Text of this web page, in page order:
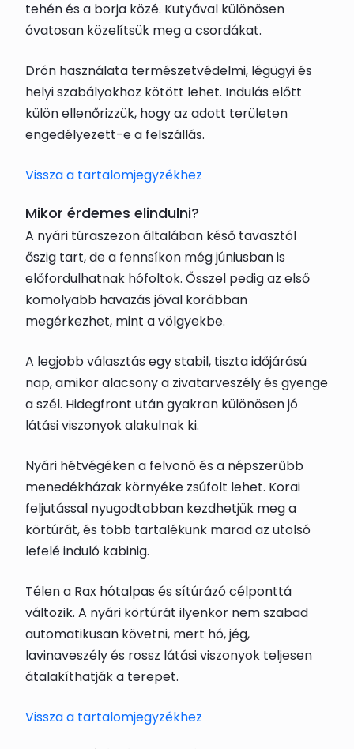
tehén és a borja közé. Kutyával különösen
óvatosan közelítsük meg a csordákat.
Drón használata természetvédelmi, légügyi és
helyi szabályokhoz kötött lehet. Indulás előtt
külön ellenőrizzük, hogy az adott területen
engedélyezett-e a felszállás.
Vissza a tartalomjegyzékhez
Mikor érdemes elindulni?
A nyári túraszezon általában késő tavasztól
őszig tart, de a fennsíkon még júniusban is
előfordulhatnak hófoltok. Ősszel pedig az első
komolyabb havazás jóval korábban
megérkezhet, mint a völgyekbe.
A legjobb választás egy stabil, tiszta időjárású
nap, amikor alacsony a zivatarveszély és gyenge
a szél. Hidegfront után gyakran különösen jó
látási viszonyok alakulnak ki.
Nyári hétvégéken a felvonó és a népszerűbb
menedékházak környéke zsúfolt lehet. Korai
feljutással nyugodtabban kezdhetjük meg a
körtúrát, és több tartalékunk marad az utolsó
lefelé induló kabinig.
Télen a Rax hótalpas és sítúrázó célponttá
változik. A nyári körtúrát ilyenkor nem szabad
automatikusan követni, mert hó, jég,
lavinaveszély és rossz látási viszonyok teljesen
átalakíthatják a terepet.
Vissza a tartalomjegyzékhez